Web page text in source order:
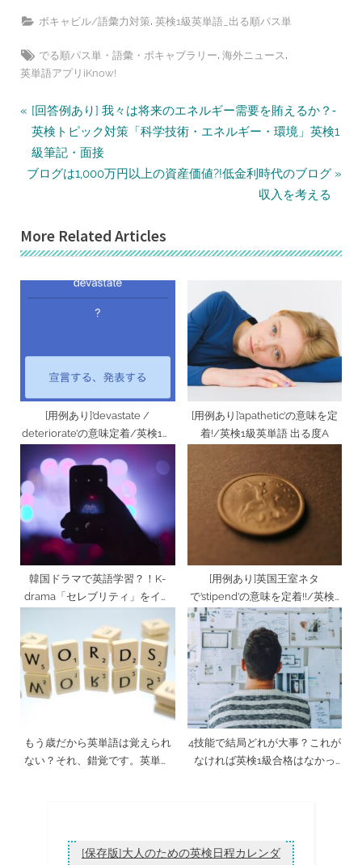
ボキャビル/語彙力対策, 英検1級英単語_出る順パス単
Tags:
でる順パス単・語彙・ボキャブラリー, 海外ニュース ,
英単語アプリiKnow!
投
稿
ナ
ビ
ー
シ
ン
P
r
e
v
u
s
P
o
[回答例あり] 我々は将来のエネルギー需要を賄えるか？‐
英検トピック対策「科学技術・エネルギー・環境」英検1
級筆記・面接
N
t
P
o
s
ブログは1,000万円以上の資産価値?!低金利時代のブログ
収入を考える
More Related Articles
[用例あり]’devastate /
deteriorate’の意味定着/英検1級
英単語 出る度B
[用例あり]’apathetic’の意味を定
着!/英検1級英単語 出る度A
韓国ドラマで英語学習？！K-
drama「セレブリティ」をイッ
[用例あり]英国王室ネタ
で’stipend’の意味を定着!!/英検1
級英単語 出る度C
もう歳だから英単語は覚えられ
ない？それ、錯覚です。英単語
4技能で結局どれが大事？これが
なければ英検1級合格はなかっ
[保存版]大人のための英検日程カレンダ